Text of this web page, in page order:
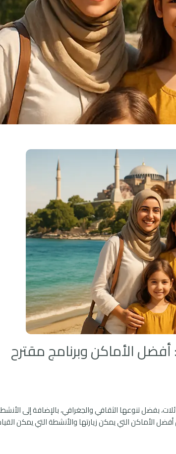
أفضل الأماكن وبرنامج مقترح
بفضل تنوعها الثقافي والجغرافي، بالإضافة إلى
الأماكن التي يمكن زيارتها والأنشطة التي يمكن